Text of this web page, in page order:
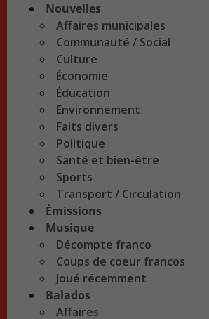
Nouvelles
Affaires municipales
Communauté / Social
Culture
Économie
Éducation
Environnement
Faits divers
Politique
Santé et bien-être
Sports
Transport / Circulation
Émissions
Musique
Décompte franco
Coups de coeur francos
Joué récemment
Balados
Affaires